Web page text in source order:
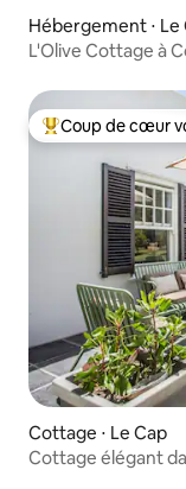
Hébergement ⋅ Le
L'Olive Cottage à
Coups de cœur
Coup de cœur
Cottage ⋅ Le Cap
Cottage élégant